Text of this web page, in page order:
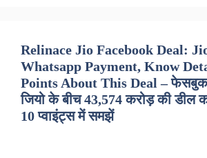
Relinace Jio Facebook Deal:
Whatsapp Payment, Know
Points About This Deal –
जियो के बीच 43,574 करोड़ की डील
10 प्वाइंट्स में समझें